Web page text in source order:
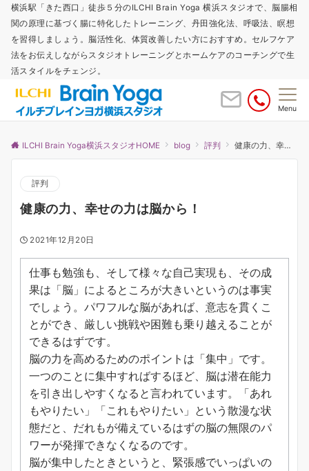
横浜駅「きた西口」徒歩５分のILCHI Brain Yoga 横浜スタジオで、脳腸相
関の原理に基づく腸に特化したトレーニング、丹田強化法、呼吸法、瞑想
を習得しましょう。脳活性化、体質改善したい方におすすめ。セルフケア
法をお伝えしながらスタジオトレーニングとホームケアのコーチングで生
活スタイルをチェンジ。
Menu
ILCHI Brain Yoga横浜スタジオHOME blog 評判 健康の力、幸せの力は脳から！
評判
健康の力、幸せの力は脳から！
2021年12月20日
仕事も勉強も、そして様々な自己実現も、その成
果は「脳」によるところが大きいというのは事実
でしょう。パワフルな脳があれば、意志を貫くこ
とができ、厳しい挑戦や困難も乗り越えることが
できるはずです。
脳の力を高めるためのポイントは「集中」です。
一つのことに集中すればするほど、脳は潜在能力
を引き出しやすくなると言われています。「あれ
もやりたい」「これもやりたい」という散漫な状
態だと、だれもが備えているはずの脳の無限のパ
ワーが発揮できなくなるのです。
脳が集中したときというと、緊張感でいっぱいの